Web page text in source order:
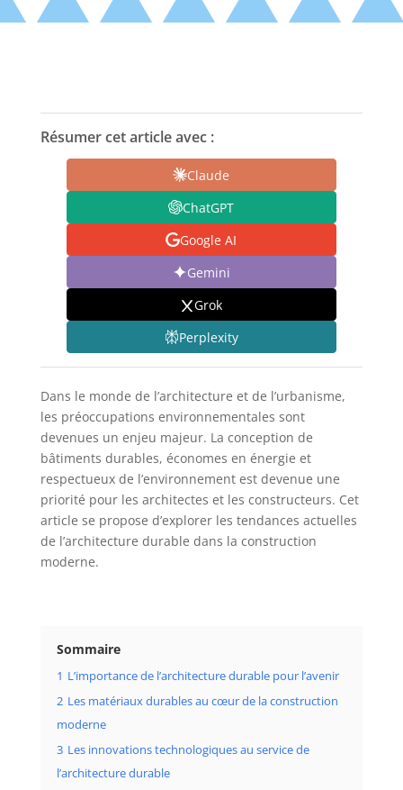
Résumer cet article avec :
Claude
ChatGPT
Google AI
Gemini
Grok
Perplexity
Dans le monde de l’architecture et de l’urbanisme,
les préoccupations environnementales sont
devenues un enjeu majeur. La conception de
bâtiments durables, économes en énergie et
respectueux de l’environnement est devenue une
priorité pour les architectes et les constructeurs. Cet
article se propose d’explorer les tendances actuelles
de l’architecture durable dans la construction
moderne.
Sommaire
1 L’importance de l’architecture durable pour l’avenir
2 Les matériaux durables au cœur de la construction
moderne
3 Les innovations technologiques au service de
l’architecture durable